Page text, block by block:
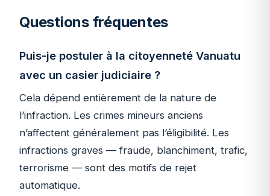
Questions fréquentes
Puis-je postuler à la citoyenneté Vanuatu
avec un casier judiciaire ?
Cela dépend entièrement de la nature de
l’infraction. Les crimes mineurs anciens
n’affectent généralement pas l’éligibilité. Les
infractions graves — fraude, blanchiment, trafic,
terrorisme — sont des motifs de rejet
automatique.